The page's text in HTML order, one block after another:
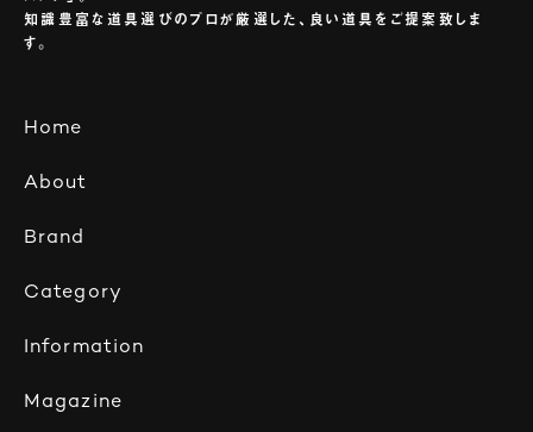
知識豊富な道具選びのプロが厳選した、良い道具をご提案致しま
す。
Home
Brand
Information
About
Category
Magazine